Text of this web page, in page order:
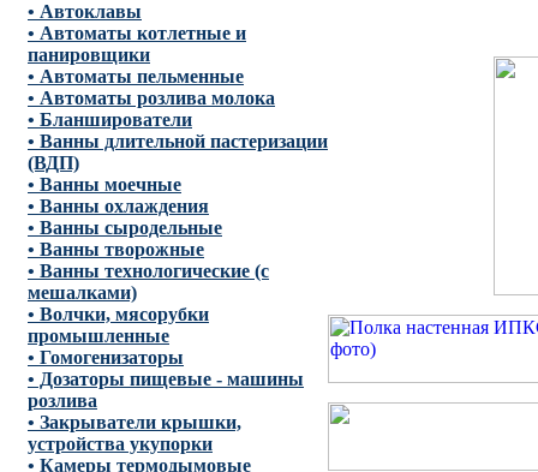
• Автоклавы
• Автоматы котлетные и
панировщики
• Автоматы пельменные
• Автоматы розлива молока
• Бланширователи
• Ванны длительной пастеризации
(ВДП)
• Ванны моечные
• Ванны охлаждения
• Ванны сыродельные
• Ванны творожные
• Ванны технологические (с
мешалками)
• Волчки, мясорубки
промышленные
• Гомогенизаторы
• Дозаторы пищевые - машины
розлива
• Закрыватели крышки,
устройства укупорки
• Камеры термодымовые